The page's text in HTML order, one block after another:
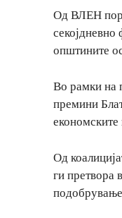
Од ВЛЕН
секојдневно
општините
Во рамки на
премини
економските
Од
ги претвора